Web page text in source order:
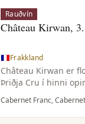
Rauðvín
Château Kirwan,
Frakkland
Château Kirwan er
Þriðja Cru í hinni
frá 1855 og er
vína Margaux.
framleiðir að